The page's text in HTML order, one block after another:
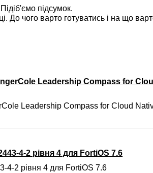
підсумок.
До чого варто готуватись і на що
Leadership Compass for
Leadership Compass for Cloud
4-2 рівня 4 для FortiOS 7.6
4-2 рівня 4 для FortiOS 7.6